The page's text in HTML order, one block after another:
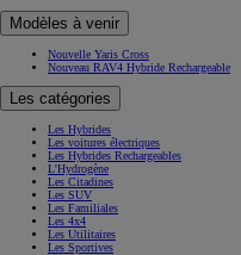
Modèles à venir
Nouvelle Yaris Cross
Nouveau RAV4 Hybride Rechargeable
Les catégories
Les Hybrides
Les voitures électriques
Les Hybrides Rechargeables
L'Hydrogène
Les Citadines
Les SUV
Les Familiales
Les 4x4
Les Utilitaires
Les Sportives